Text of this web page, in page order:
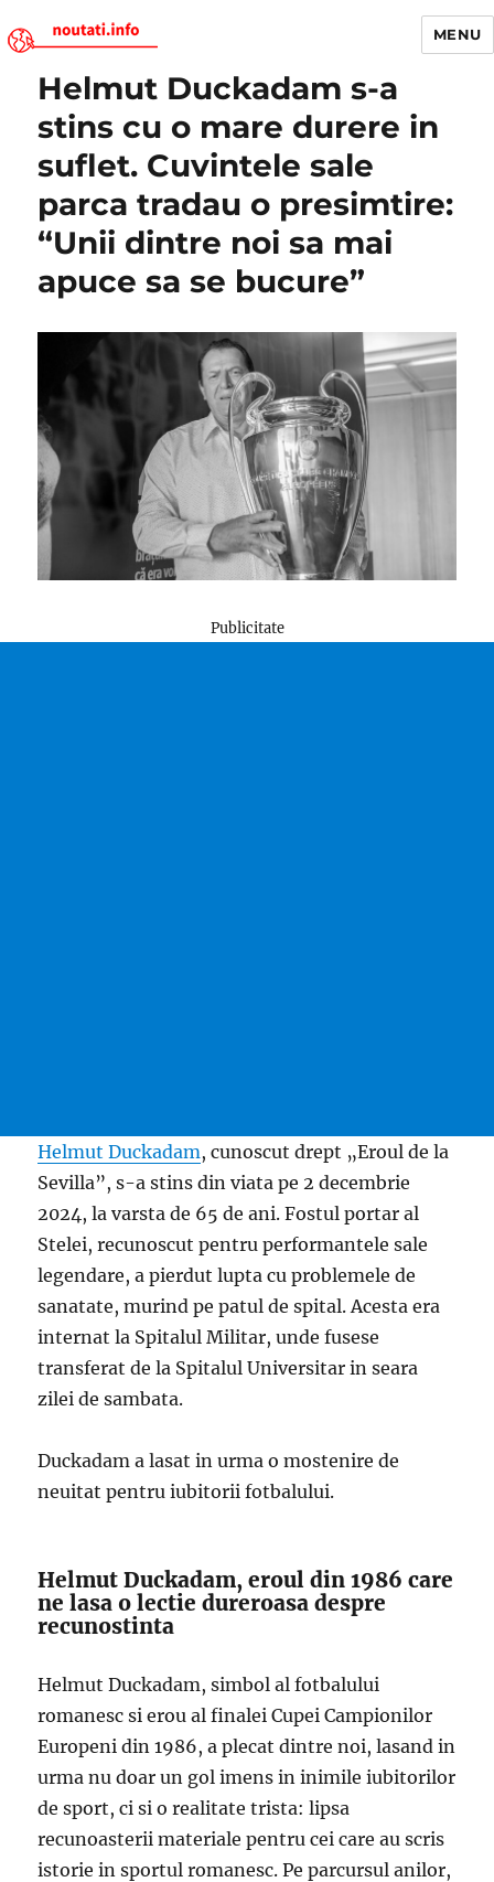
Noutati.Info
MENU
Helmut Duckadam s-a
stins cu o mare durere in
suflet. Cuvintele sale
parca tradau o presimtire:
“Unii dintre noi sa mai
apuce sa se bucure”
Publicitate
Helmut Duckadam, cunoscut drept „Eroul de la
Sevilla”, s-a stins din viata pe 2 decembrie
2024, la varsta de 65 de ani. Fostul portar al
Stelei, recunoscut pentru performantele sale
legendare, a pierdut lupta cu problemele de
sanatate, murind pe patul de spital. Acesta era
internat la Spitalul Militar, unde fusese
transferat de la Spitalul Universitar in seara
zilei de sambata.
Duckadam a lasat in urma o mostenire de
neuitat pentru iubitorii fotbalului.
Helmut Duckadam, eroul din 1986 care
ne lasa o lectie dureroasa despre
recunostinta
Helmut Duckadam, simbol al fotbalului
romanesc si erou al finalei Cupei Campionilor
Europeni din 1986, a plecat dintre noi, lasand in
urma nu doar un gol imens in inimile iubitorilor
de sport, ci si o realitate trista: lipsa
recunoasterii materiale pentru cei care au scris
istorie in sportul romanesc. Pe parcursul anilor,